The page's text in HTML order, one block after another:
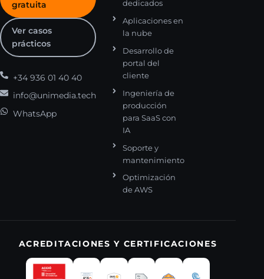
gratuita
Ver casos
prácticos
+34 936 01 40 40
info@unimedia.tech
WhatsApp
dedicados
Aplicaciones en
la nube
Desarrollo de
portal del
cliente
Ingeniería de
producción
para SaaS con
IA
Soporte y
mantenimiento
Optimización
de AWS
ACREDITACIONES Y CERTIFICACIONES